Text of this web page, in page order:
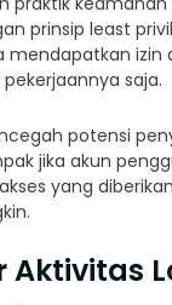
prinsip least
mendapatkan izin
saja.
potensi
jika akun
yang
Aktivitas